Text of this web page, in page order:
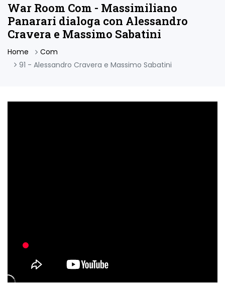
War Room Com - Massimiliano
Panarari dialoga con Alessandro
Cravera e Massimo Sabatini
Home
Com
91 - Alessandro Cravera e Massimo Sabatini